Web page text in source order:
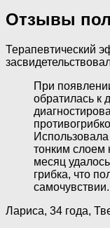
Отзывы
Терапевтический
При
обратилась к
тонким
месяц
грибка, что
Лариса, 34 года,